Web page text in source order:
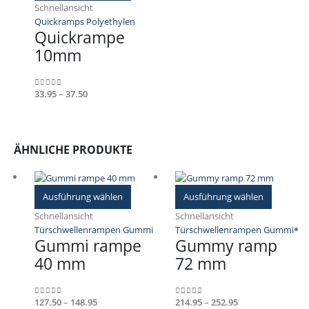
mehrere
gewählt
Schnellansicht
Quickramps Polyethylen
Quickrampe
10mm
0out of 5
33.95– 37.50Preisspanne:
ÄHNLICHE PRODUKTE
Ausführung wählen
mehrere
Varianten
Schnellansicht
Türschwellenrampen Gummi
Gummi rampe
40 mm
0 out of 5
127.50– 148.95Preisspanne:
Ausführung wählen
mehrere
Schnellansicht
Türschwellenrampen Gummi
Gummy ramp
72 mm
0out of 5
214.95– 252.95Preisspanne: